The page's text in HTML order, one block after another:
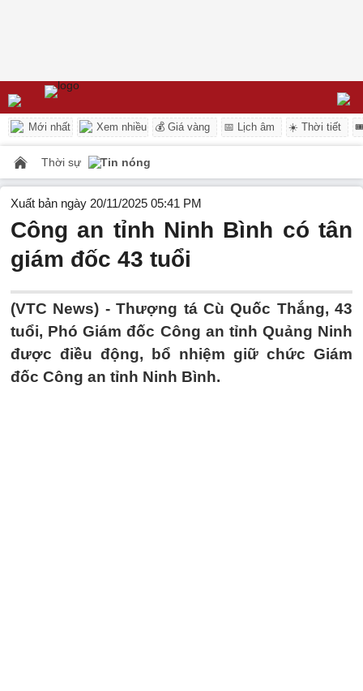
Mới nhất Xem nhiều 💰 Giá vàng 📅 Lịch âm ☀️ Thời tiết
Thời sự Tin nóng
Xuất bản ngày 20/11/2025 05:41 PM
Công an tỉnh Ninh Bình có tân
giám đốc 43 tuổi
(VTC News) -Thượng tá Cù Quốc Thắng, 43
tuổi, Phó Giám đốc Công an tỉnh Quảng Ninh
được điều động, bổ nhiệm giữ chức Giám
đốc Công an tỉnh Ninh Bình.